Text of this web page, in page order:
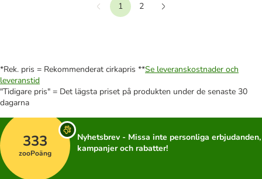
Föregående
1
2
*Rek. pris = Rekommenderat cirkapris **Se leveranskostnader och
leveranstid
"Tidigare pris" = Det lägsta priset på produkten under de senaste 30
dagarna
333
zooPoäng
Nyhetsbrev - Missa inte personliga erbjudanden,
kampanjer och rabatter!